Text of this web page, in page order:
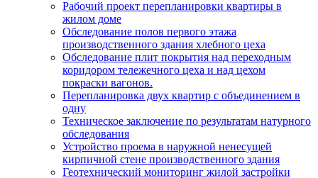
Рабочий проект перепланировки квартиры в
жилом доме
Обследование полов первого этажа
производственного здания хлебного цеха
Обследование плит покрытия над переходным
коридором тележечного цеха и над цехом
покраски вагонов.
Перепланировка двух квартир с объединением в
одну
Техническое заключение по результатам натурного
обследования
Устройство проема в наружной ненесущей
кирпичной стене производственного здания
Геотехнический мониторинг жилой застройки